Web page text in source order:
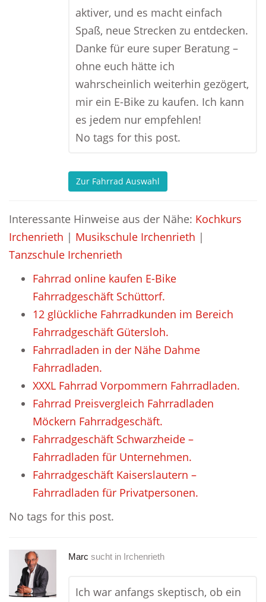
aktiver, und es macht einfach
Spaß, neue Strecken zu entdecken.
Danke für eure super Beratung –
ohne euch hätte ich
wahrscheinlich weiterhin gezögert,
mir ein E-Bike zu kaufen. Ich kann
es jedem nur empfehlen!
No tags for this post.
Zur Fahrrad Auswahl
Interessante Hinweise aus der Nähe: Kochkurs
Irchenrieth | Musikschule Irchenrieth |
Tanzschule Irchenrieth
Fahrrad online kaufen E-Bike
Fahrradgeschäft Schüttorf.
12 glückliche Fahrradkunden im Bereich
Fahrradgeschäft Gütersloh.
Fahrradladen in der Nähe Dahme
Fahrradladen.
XXXL Fahrrad Vorpommern Fahrradladen.
Fahrrad Preisvergleich Fahrradladen
Möckern Fahrradgeschäft.
Fahrradgeschäft Schwarzheide –
Fahrradladen für Unternehmen.
Fahrradgeschäft Kaiserslautern –
Fahrradladen für Privatpersonen.
No tags for this post.
Marc sucht in Irchenrieth
Ich war anfangs skeptisch, ob ein